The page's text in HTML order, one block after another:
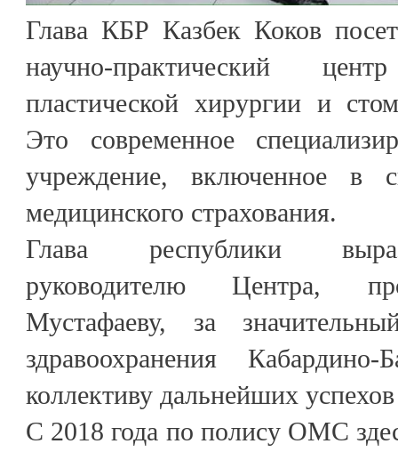
Глава КБР Казбек Коков
научно-практический
пластической хирургии и
Это современное
учреждение, включенное в
медицинского страхования.
Глава республики
руководителю Центра,
Мустафаеву, за
здравоохранения
коллективу дальнейших
С 2018 года по полису ОМС